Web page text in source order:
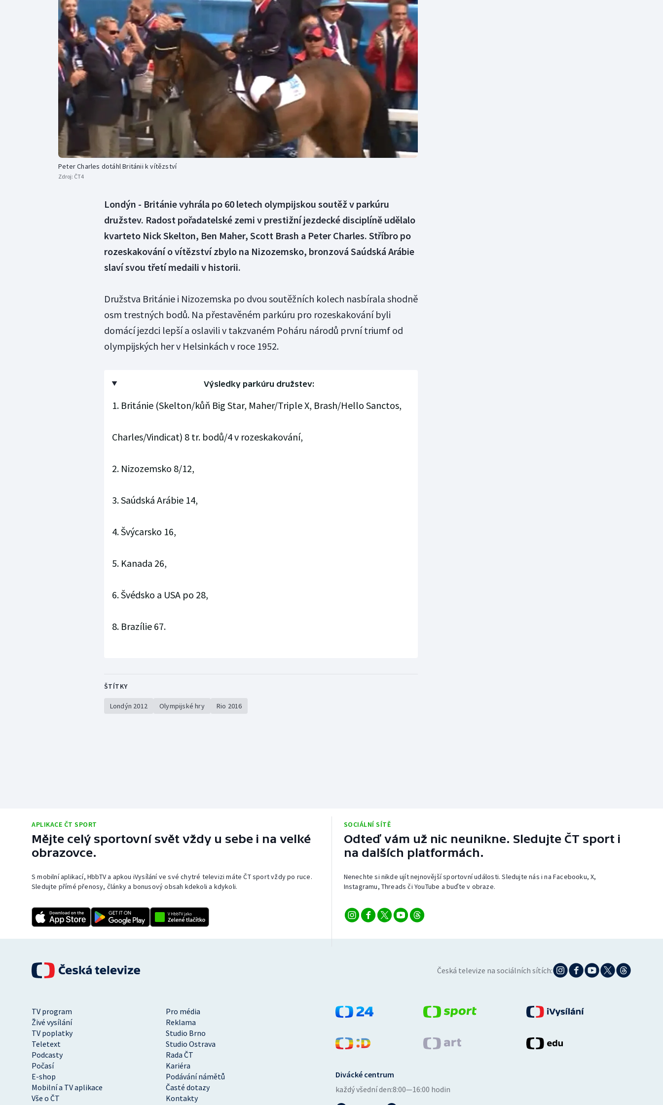
Curling
Dostihy
Florbal
Futsal
Golf
Gymnastika
Moderní pětiboj
Motorsport
Olympijské hry
Parasport
Plavání
Plážový volejbal
Triatlon
Veslování
Vodní slalom
Volejbal
Ostatní
Peter Charles dotáhl Británii k vítězství
Zdroj: ČT4
Londýn - Británie vyhrála po 60 letech olympijskou soutěž v parkúru
družstev. Radost pořadatelské zemi v prestižní jezdecké disciplíně udělalo
kvarteto Nick Skelton, Ben Maher, Scott Brash a Peter Charles. Stříbro po
rozeskakování o vítězství zbylo na Nizozemsko, bronzová Saúdská Arábie
slaví svou třetí medaili v historii.
Družstva Británie i Nizozemska po dvou soutěžních kolech nasbírala shodně
osm trestných bodů. Na přestavěném parkúru pro rozeskakování byli
domácí jezdci lepší a oslavili v takzvaném Poháru národů první triumf od
olympijských her v Helsinkách v roce 1952.
Výsledky parkúru družstev:
1. Británie (Skelton/kůň Big Star, Maher/Triple X, Brash/Hello Sanctos,
Charles/Vindicat) 8 tr. bodů/4 v rozeskakování,
2. Nizozemsko 8/12,
3. Saúdská Arábie 14,
4. Švýcarsko 16,
5. Kanada 26,
6. Švédsko a USA po 28,
8. Brazílie 67.
ŠTÍTKY
Londýn 2012 Olympijské hry Rio 2016
APLIKACE ČT SPORT
Mějte celý sportovní svět vždy u sebe i na velké
obrazovce.
S mobilní aplikací, HbbTV a apkou iVysílání ve své chytré televizi máte ČT sport vždy po ruce.
Sledujte přímé přenosy, články a bonusový obsah kdekoli a kdykoli.
SOCIÁLNÍ SÍTĚ
Odteď vám už nic neunikne. Sledujte ČT sport i
na dalších platformách.
Nenechte si nikde ujít nejnovější sportovní události. Sledujte nás i na Facebooku, X,
Instagramu, Threads či YouTube a buďte v obraze.
Česká televize na sociálních sítích:
TV program
Pro média
Živé vysílání
Reklama
TV poplatky
Studio Brno
Teletext
Studio Ostrava
Podcasty
Rada ČT
Počasí
Kariéra
E-shop
Podávání námětů
Mobilní a TV aplikace
Časté dotazy
Vše o ČT
Kontakty
Divácké centrum
každý všední den:8:00—16:00 hodin